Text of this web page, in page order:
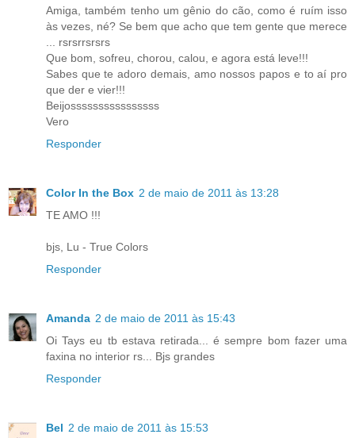
Amiga, também tenho um gênio do cão, como é ruím isso
às vezes, né? Se bem que acho que tem gente que merece
... rsrsrrsrsrs
Que bom, sofreu, chorou, calou, e agora está leve!!!
Sabes que te adoro demais, amo nossos papos e to aí pro
que der e vier!!!
Beijossssssssssssssss
Vero
Responder
Color In the Box 2 de maio de 2011 às 13:28
TE AMO !!!
bjs, Lu - True Colors
Responder
Amanda 2 de maio de 2011 às 15:43
Oi Tays eu tb estava retirada... é sempre bom fazer uma
faxina no interior rs... Bjs grandes
Responder
Bel 2 de maio de 2011 às 15:53